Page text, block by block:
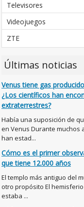
Televisores
Videojuegos
ZTE
Últimas noticias
Venus tiene gas
¿Los científicos han
extraterrestres?
Había una suposición de
en Venus Durante muchos
han estad...
Cómo es el primer
que tiene 12.000 años
El templo más antiguo del
otro propósito El
estaba ...